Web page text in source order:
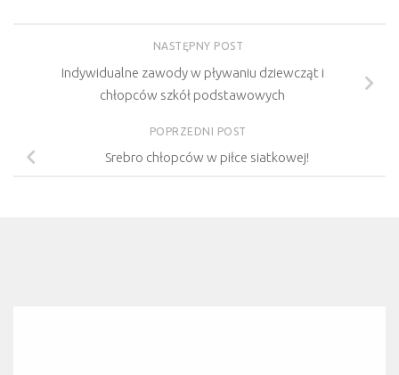
NASTĘPNY POST
Indywidualne zawody w pływaniu dziewcząt i
chłopców szkół podstawowych
POPRZEDNI POST
Srebro chłopców w piłce siatkowej!